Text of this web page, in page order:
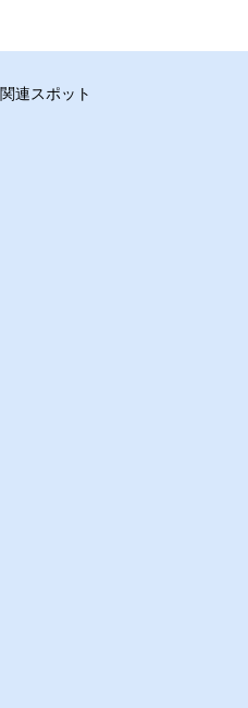
関連スポット